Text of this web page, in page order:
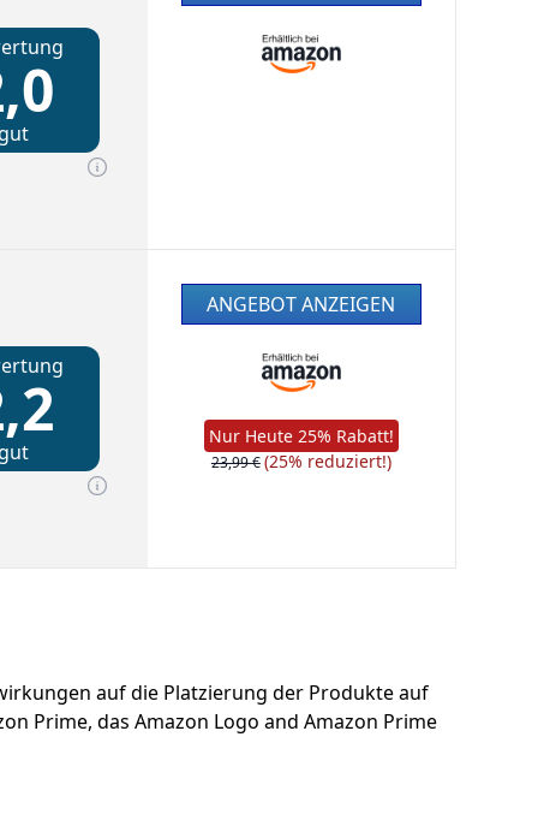
gut
gut
ANGEBOT ANZEIGEN
Nur Heute 25% Rabatt!
23,99 €(25% reduziert!)
auf die Platzierung der Produkte auf
Prime, das Amazon Logo and Amazon Prime